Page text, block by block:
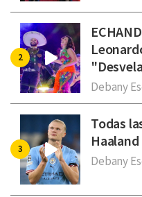
Debany
Todas
Haaland
Debany